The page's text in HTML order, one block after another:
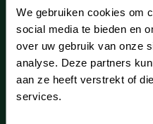
We gebruiken cookies om
social media te bieden en
over uw gebruik van onze
analyse. Deze partners
aan ze heeft verstrekt of
services.
Leiderdorp
Lisse
Noordwijk
Oegstgeest